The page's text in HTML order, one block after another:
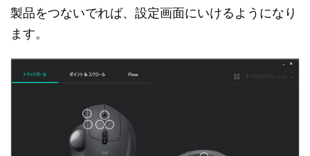
製品をつないでれば、設定画面にいけるようになり
ます。